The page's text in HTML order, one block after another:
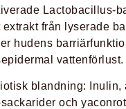
Lactobacillus-
extrakt från lyserade
hudens
vattenförlust.
blandning:
och